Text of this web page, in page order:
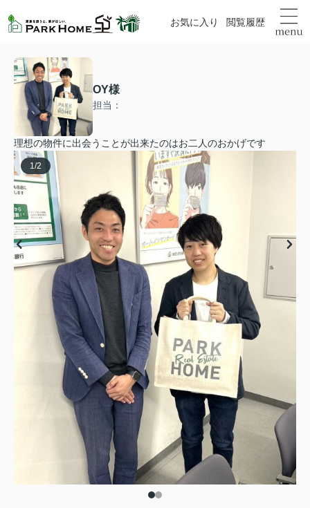
お気に入り 閲覧履歴
OY様
担当：
理想の物件に出会うことが出来たのはお二人のおかげです
1/2